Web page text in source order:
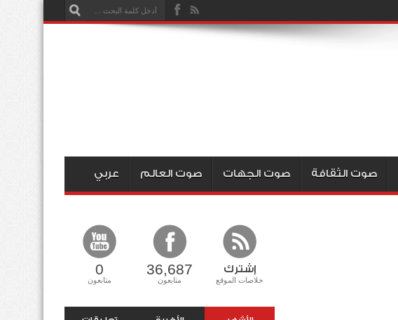
صوت الثقافة صوت الجهات صوت العالم عربي
إشترك
خلاصات الموقع
36,687
متابعون
0
متابعون